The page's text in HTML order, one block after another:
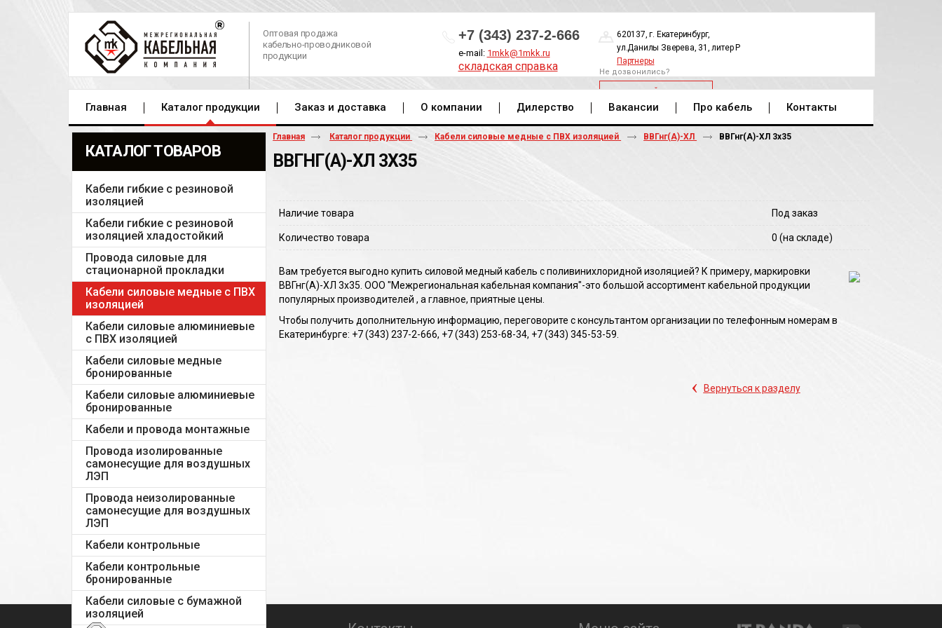
Оптовая продажа
кабельно-проводниковой
продукции
+7 (343) 237-2-666
e-mail: 1mkk@1mkk.ru
складская справка
620137, г. Екатеринбург,
ул.Данилы Зверева, 31, литер Р
Партнеры
Не дозвонились?
ОБРАТНЫЙ ЗВОНОК
Главная Каталог продукции Заказ и доставка О компании Дилерство Вакансии Про кабель Контакты
КАТАЛОГ ТОВАРОВ
Кабели гибкие с резиновой
изоляцией
Кабели гибкие с резиновой
изоляцией хладостойкий
Провода силовые для
стационарной прокладки
Кабели силовые медные с ПВХ
изоляцией
Кабели силовые алюминиевые
с ПВХ изоляцией
Кабели силовые медные
бронированные
Кабели силовые алюминиевые
бронированные
Кабели и провода монтажные
Провода изолированные
самонесущие для воздушных
ЛЭП
Провода неизолированные
самонесущие для воздушных
ЛЭП
Кабели контрольные
Кабели контрольные
бронированные
Кабели силовые с бумажной
изоляцией
Главная Каталог продукции Кабели силовые медные с ПВХ изоляцией ВВГнг(А)-ХЛ ВВГнг(A)-ХЛ 3х35
ВВГНГ(A)-ХЛ 3Х35
Наличие товара Под заказ
Количество товара 0 (на складе)
Вам требуется выгодно купить силовой медный кабель с поливинихлоридной изоляцией? К примеру, маркировки
ВВГнг(A)-ХЛ 3х35. ООО "Межрегиональная кабельная компания"-это большой ассортимент кабельной продукции
популярных производителей , а главное, приятные цены.
Чтобы получить дополнительную информацию, переговорите с консультантом организации по телефонным номерам в
Екатеринбурге: +7 (343) 237-2-666, +7 (343) 253-68-34, +7 (343) 345-53-59.
‹ Вернуться к разделу